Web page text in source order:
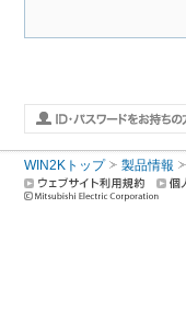
WIN2Kトップ 製品情報